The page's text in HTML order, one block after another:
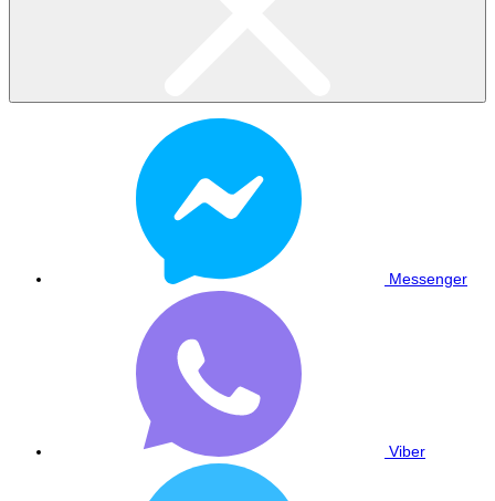
Messenger
Viber